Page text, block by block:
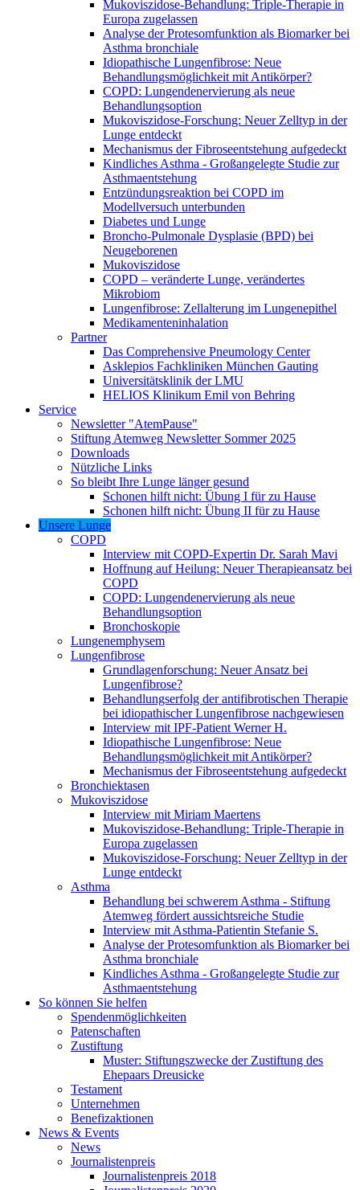
Mukoviszidose-Behandlung: Triple-Therapie in
Europa zugelassen
Analyse der Protesomfunktion als Biomarker bei
Asthma bronchiale
Idiopathische Lungenfibrose: Neue
Behandlungsmöglichkeit mit Antikörper?
COPD: Lungendenervierung als neue
Behandlungsoption
Mukoviszidose-Forschung: Neuer Zelltyp in der
Lunge entdeckt
Mechanismus der Fibroseentstehung aufgedeckt
Kindliches Asthma - Großangelegte Studie zur
Asthmaentstehung
Entzündungsreaktion bei COPD im
Modellversuch unterbunden
Diabetes und Lunge
Broncho-Pulmonale Dysplasie (BPD) bei
Neugeborenen
Mukoviszidose
COPD – veränderte Lunge, verändertes
Mikrobiom
Lungenfibrose: Zellalterung im Lungenepithel
Medikamenteninhalation
Partner
Das Comprehensive Pneumology Center
Asklepios Fachkliniken München Gauting
Universitätsklinik der LMU
HELIOS Klinikum Emil von Behring
Service
Newsletter "AtemPause"
Stiftung Atemweg Newsletter Sommer 2025
Downloads
Nützliche Links
So bleibt Ihre Lunge länger gesund
Schonen hilft nicht: Übung I für zu Hause
Schonen hilft nicht: Übung II für zu Hause
Unsere Lunge
COPD
Interview mit COPD-Expertin Dr. Sarah Mavi
Hoffnung auf Heilung: Neuer Therapieansatz bei
COPD
COPD: Lungendenervierung als neue
Behandlungsoption
Bronchoskopie
Lungenemphysem
Lungenfibrose
Grundlagenforschung: Neuer Ansatz bei
Lungenfibrose?
Behandlungserfolg der antifibrotischen Therapie
bei idiopathischer Lungenfibrose nachgewiesen
Interview mit IPF-Patient Werner H.
Idiopathische Lungenfibrose: Neue
Behandlungsmöglichkeit mit Antikörper?
Mechanismus der Fibroseentstehung aufgedeckt
Bronchiektasen
Mukoviszidose
Interview mit Miriam Maertens
Mukoviszidose-Behandlung: Triple-Therapie in
Europa zugelassen
Mukoviszidose-Forschung: Neuer Zelltyp in der
Lunge entdeckt
Asthma
Behandlung bei schwerem Asthma - Stiftung
Atemweg fördert aussichtsreiche Studie
Interview mit Asthma-Patientin Stefanie S.
Analyse der Protesomfunktion als Biomarker bei
Asthma bronchiale
Kindliches Asthma - Großangelegte Studie zur
Asthmaentstehung
So können Sie helfen
Spendenmöglichkeiten
Patenschaften
Zustiftung
Muster: Stiftungszwecke der Zustiftung des
Ehepaars Dreusicke
Testament
Unternehmen
Benefizaktionen
News & Events
News
Journalistenpreis
Journalistenpreis 2018